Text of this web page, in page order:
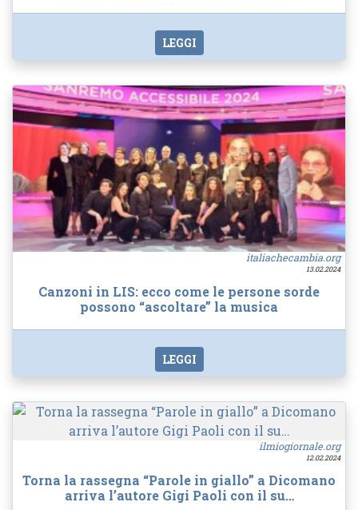
LEGGI
italiachecambia.org
13.02.2024
Canzoni in LIS: ecco come le persone sorde
possono “ascoltare” la musica
LEGGI
ilmiogiornale.org
12.02.2024
Torna la rassegna “Parole in giallo” a Dicomano
arriva l’autore Gigi Paoli con il su…